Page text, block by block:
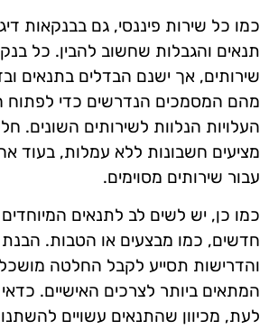
כמו כל שירות פיננסי, גם בבנקאות
תנאים והגבלות שחשוב להבין. כל בנק
שירותים, אך ישנם הבדלים בתנאים
מהם המסמכים הנדרשים כדי לפתוח
העלויות הנלוות לשירותים השונים.
מציעים חשבונות ללא עמלות, בעוד
עבור שירותים מסוימים.
כמו כן, יש לשים לב לתנאים
חדשים, כמו מבצעים או הטבות.
והדרישות תסייע לקבל החלטה
המתאים ביותר לצרכים האישיים.
לעת, מכיוון שהתנאים עשויים